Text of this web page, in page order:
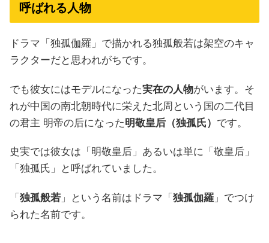
呼ばれる人物
ドラマ「独孤伽羅」で描かれる独孤般若は架空のキャ
ラクターだと思われがちです。
でも彼女にはモデルになった実在の人物がいます。そ
れが中国の南北朝時代に栄えた北周という国の二代目
の君主 明帝の后になった明敬皇后（独孤氏） です。
史実では彼女は「明敬皇后」あるいは単に「敬皇后」
「独孤氏」と呼ばれていました。
「 独孤般若 」という名前はドラマ「 独孤伽羅 」でつけ
られた名前です。